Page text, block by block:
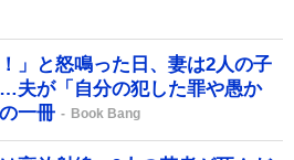
」と怒鳴った日、妻は2人の子
夫が「自分の犯した罪や愚か
一冊
Book Bang